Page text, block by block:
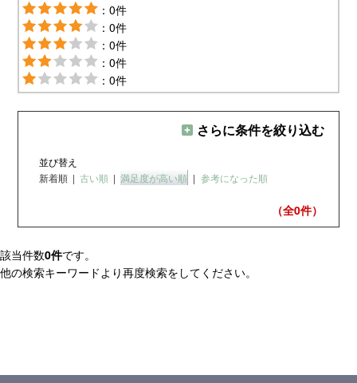
：0件
：0件
：0件
：0件
：0件
さらに条件を絞り込む
並び替え
新着順 | 古い順 | 満足度が高い順 | 参考になった順
（全0件）
該当件数0件です。
他の検索キーワードより再度検索をしてください。